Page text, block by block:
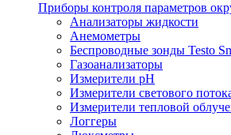
Приборы контроля параметров
Анализаторы жидкости
Анемометры
Беспроводные зонды Testo
Газоанализаторы
Измерители pH
Измерители светового
Измерители тепловой
Логгеры